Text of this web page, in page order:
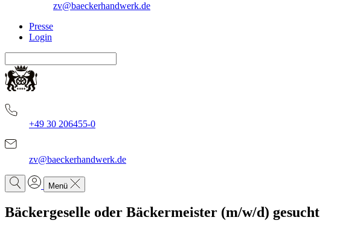
zv@baeckerhandwerk.de
Presse
Login
+49 30 206455-0
zv@baeckerhandwerk.de
Menü
Bäckergeselle oder Bäckermeister (m/w/d) gesucht